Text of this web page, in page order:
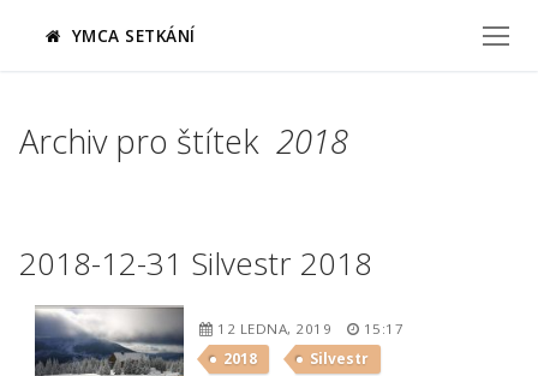
YMCA SETKÁNÍ
Archiv pro štítek 2018
2018-12-31 Silvestr 2018
12 LEDNA, 2019 15:17
2018 Silvestr